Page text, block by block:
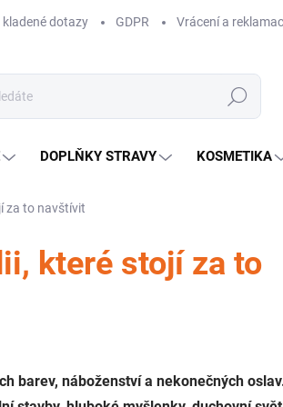
kladené dotazy GDPR Vrácení a
Hledat
DOPLŇKY STRAVY KOSMETIKA
za to navštívit
které stojí za to
barev, náboženství a nekonečných